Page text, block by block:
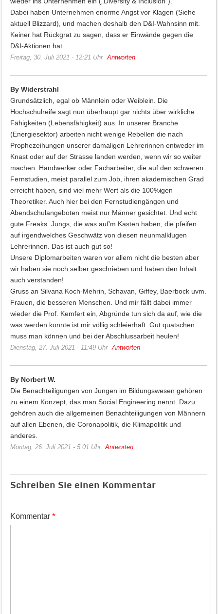
Dabei haben Unternehmen enorme Angst vor Klagen (Siehe
aktuell Blizzard), und machen deshalb den D&I-Wahnsinn mit.
Keiner hat Rückgrat zu sagen, dass er Einwände gegen die
D&I-Aktionen hat.
Freitag, 30. Juli 2021 - 12:21 Uhr Antworten
By Widerstrahl
Grundsätzlich, egal ob Männlein oder Weiblein. Die
Hochschulreife sagt nun überhaupt gar nichts über wirkliche
Fähigkeiten (Lebensfähigkeit) aus. In unserer Branche
(Energiesektor) arbeiten nicht wenige Rebellen die nach
Prophezeihungen unserer damaligen Lehrerinnen entweder im
Knast oder auf der Strasse landen werden, wenn wir so weiter
machen. Handwerker oder Facharbeiter, die auf den schweren
Fernstudien, meist parallel zum Job, ihren akademischen Grad
erreicht haben, sind viel mehr Wert als die 100%igen
Theoretiker. Auch hier bei den Fernstudiengängen und
Abendschulangeboten meist nur Männer gesichtet. Und echt
gute Freaks. Jungs, die was auf’m Kasten haben, die pfeifen
auf irgendwelches Geschwätz von diesen neunmalklugen
Lehrerinnen. Das ist auch gut so!
Unsere Diplomarbeiten waren vor allem nicht die besten aber
wir haben sie noch selber geschrieben und haben den Inhalt
auch verstanden!
Gruss an Silvana Koch-Mehrin, Schavan, Giffey, Baerbock uvm.
Frauen, die besseren Menschen. Und mir fällt dabei immer
wieder die Prof. Kemfert ein, Abgründe tun sich da auf, wie die
was werden konnte ist mir völlig schleierhaft. Gut quatschen
muss man können und bei der Abschlussarbeit heulen!
Dienstag, 27. Juli 2021 - 11:49 Uhr Antworten
By Norbert W.
Die Benachteiligungen von Jungen im Bildungswesen gehören
zu einem Konzept, das man Social Engineering nennt. Dazu
gehören auch die allgemeinen Benachteiligungen von Männern
auf allen Ebenen, die Coronapolitik, die Klimapolitik und
anderes.
Montag, 26. Juli 2021 - 5:01 Uhr Antworten
Schreiben Sie einen Kommentar
Kommentar *